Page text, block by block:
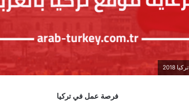
2018
فرصة عمل في تركيا